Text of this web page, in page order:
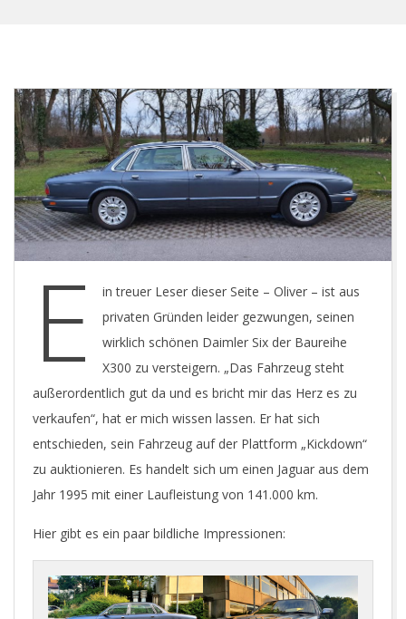
O
U
N
G
T
M
R
C
E
in treuer Leser dieser Seite – Oliver – ist aus
privaten Gründen leider gezwungen, seinen
wirklich schönen Daimler Six der Baureihe
X300 zu versteigern. „Das Fahrzeug steht
außerordentlich gut da und es bricht mir das Herz es zu
verkaufen“, hat er mich wissen lassen. Er hat sich
entschieden, sein Fahrzeug auf der Plattform „Kickdown“
zu auktionieren. Es handelt sich um einen Jaguar aus dem
Jahr 1995 mit einer Laufleistung von 141.000 km.
Hier gibt es ein paar bildliche Impressionen: